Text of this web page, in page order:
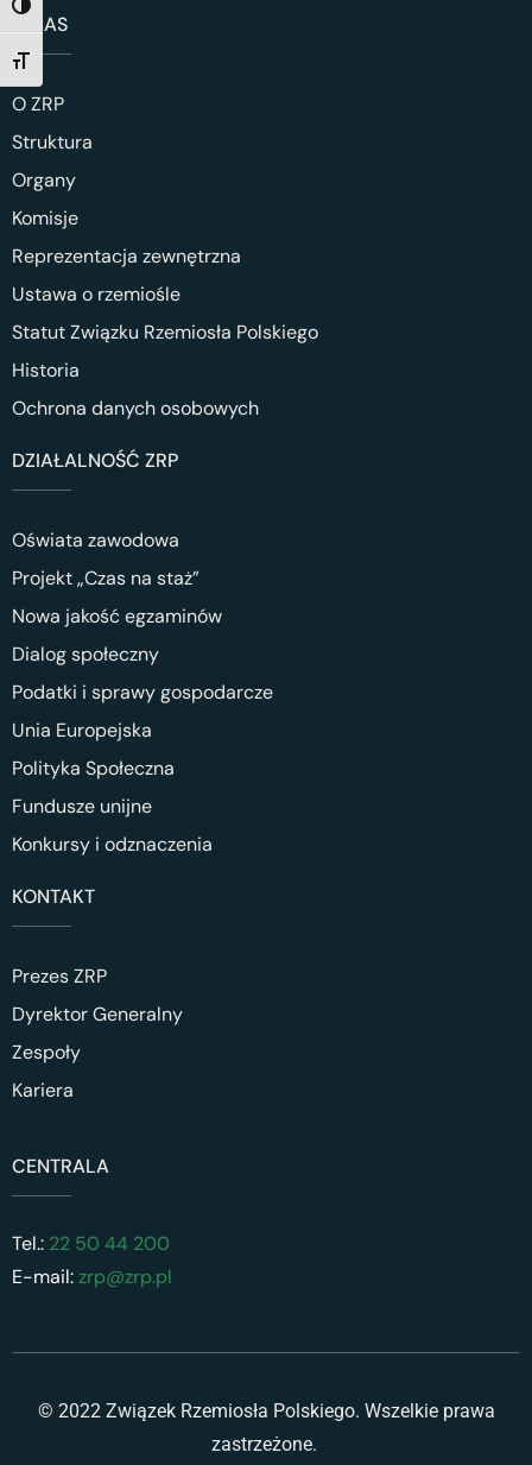
TOGGLE HIGH CONTRAST
TOGGLE FONT SIZE
O NAS
O ZRP
Struktura
Organy
Komisje
Reprezentacja zewnętrzna
Ustawa o rzemiośle
Statut Związku Rzemiosła Polskiego
Historia
Ochrona danych osobowych
DZIAŁALNOŚĆ ZRP
Oświata zawodowa
Projekt „Czas na staż”
Nowa jakość egzaminów
Dialog społeczny
Podatki i sprawy gospodarcze
Unia Europejska
Polityka Społeczna
Fundusze unijne
Konkursy i odznaczenia
KONTAKT
Prezes ZRP
Dyrektor Generalny
Zespoły
Kariera
CENTRALA
Tel.: 22 50 44 200
E-mail:zrp@zrp.pl
© 2022 Związek Rzemiosła Polskiego. Wszelkie prawa
zastrzeżone.